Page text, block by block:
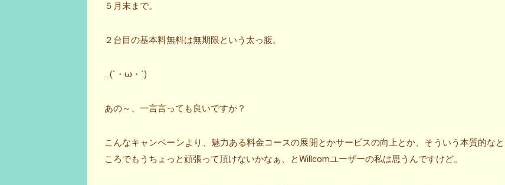
５月末まで。
２台目の基本料無料は無期限という太っ腹。
…(´・ω・`)
あの～、一言言っても良いですか？
こんなキャンペーンより、魅力ある料金コースの展開とかサービスの向上とか、そういう本質的なと
ころでもうちょっと頑張って頂けないかなぁ、とWillcomユーザーの私は思うんですけど。